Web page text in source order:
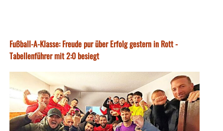
Fußball-A-Klasse: Freude pur über Erfolg gestern in Rott -
Tabellenführer mit 2:0 besiegt